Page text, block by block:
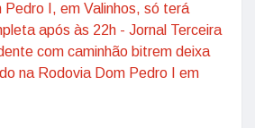
Pedro I, em Valinhos, só terá
após às 22h - Jornal Terceira
com caminhão bitrem deixa
na Rodovia Dom Pedro I em